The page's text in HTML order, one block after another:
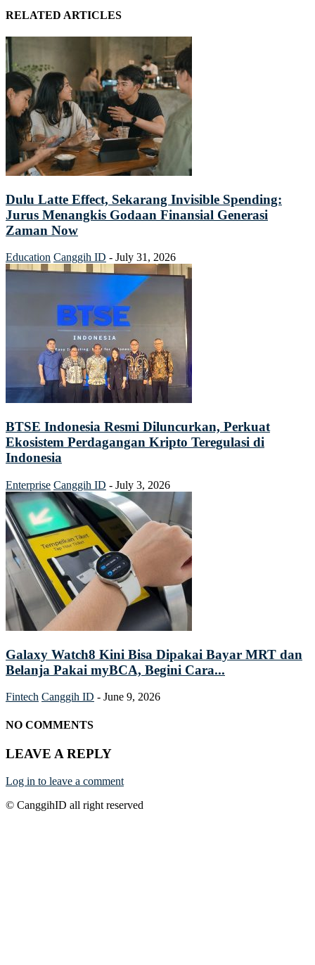
RELATED ARTICLES
Dulu Latte Effect, Sekarang Invisible Spending:
Jurus Menangkis Godaan Finansial Generasi
Zaman Now
Education Canggih ID - July 31, 2026
BTSE Indonesia Resmi Diluncurkan, Perkuat
Ekosistem Perdagangan Kripto Teregulasi di
Indonesia
Enterprise Canggih ID - July 3, 2026
Galaxy Watch8 Kini Bisa Dipakai Bayar MRT dan
Belanja Pakai myBCA, Begini Cara...
Fintech Canggih ID - June 9, 2026
NO COMMENTS
LEAVE A REPLY
Log in to leave a comment
© CanggihID all right reserved